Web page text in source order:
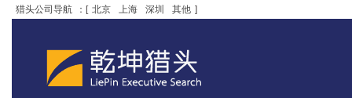
猎头公司导航 ：[ 北京 上海 深圳 其他 ]